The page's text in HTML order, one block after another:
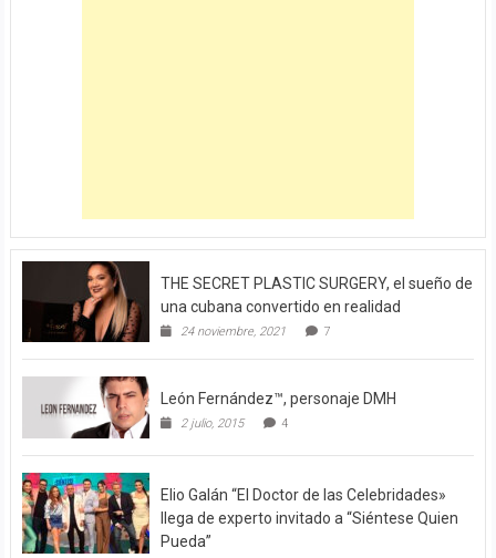
THE SECRET PLASTIC SURGERY, el sueño de
una cubana convertido en realidad
24 noviembre, 2021 7
León Fernández™, personaje DMH
2 julio, 2015 4
Elio Galán “El Doctor de las Celebridades»
llega de experto invitado a “Siéntese Quien
Pueda”